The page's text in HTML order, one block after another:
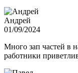
Андрей
01/09/2024
Много зап частей в
работники